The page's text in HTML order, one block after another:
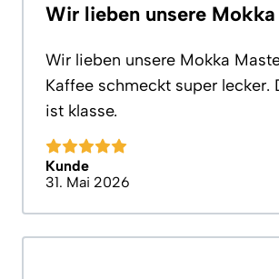
Wir lieben unsere
Wir lieben unsere Mokka
Kaffee schmeckt super lecker.
ist klasse.
Kunde
31. Mai 2026